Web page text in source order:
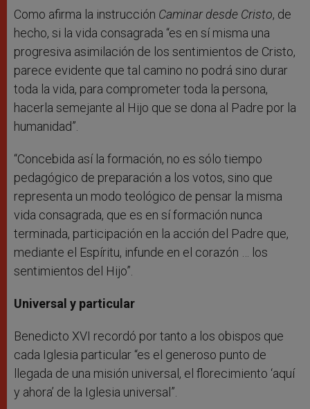
Como afirma la instrucción Caminar desde Cristo, de
hecho, si la vida consagrada “es en sí misma una
progresiva asimilación de los sentimientos de Cristo,
parece evidente que tal camino no podrá sino durar
toda la vida, para comprometer toda la persona,
hacerla semejante al Hijo que se dona al Padre por la
humanidad”.
“Concebida así la formación, no es sólo tiempo
pedagógico de preparación a los votos, sino que
representa un modo teológico de pensar la misma
vida consagrada, que es en sí formación nunca
terminada, participación en la acción del Padre que,
mediante el Espíritu, infunde en el corazón … los
sentimientos del Hijo”.
Universal y particular
Benedicto XVI recordó por tanto a los obispos que
cada Iglesia particular “es el generoso punto de
llegada de una misión universal, el florecimiento ‘aquí
y ahora’ de la Iglesia universal”.